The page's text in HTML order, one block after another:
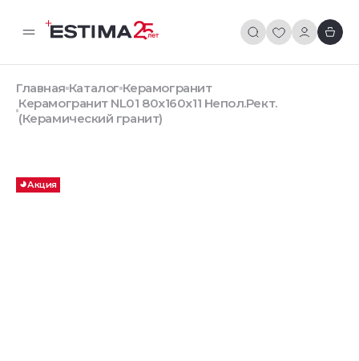
Главная Каталог Керамогранит
Керамогранит NL01 80x160x11 Непол.Рект.
(Керамический гранит)
Акция